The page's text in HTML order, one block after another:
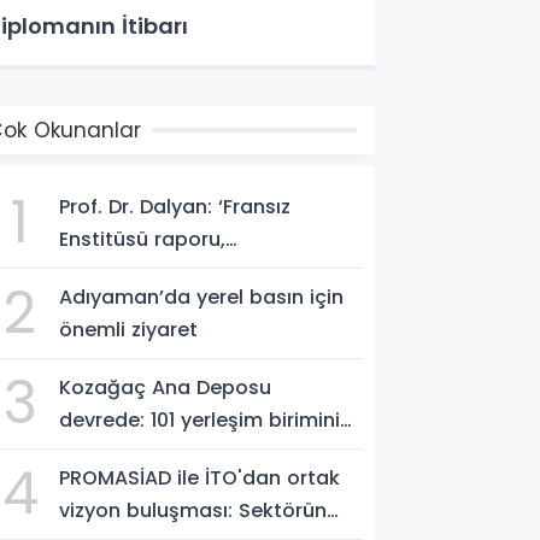
İtibarı
Okunanlar
1
Prof. Dr. Dalyan: ‘Fransız
Enstitüsü raporu,
'metroköy' kavramıyla
açıklıyor’
2
Adıyaman’da yerel basın için
önemli ziyaret
3
Kozağaç Ana Deposu
devrede: 101 yerleşim birimini
önemli eşik aşıldı
4
PROMASİAD ile İTO'dan ortak
vizyon buluşması: Sektörün